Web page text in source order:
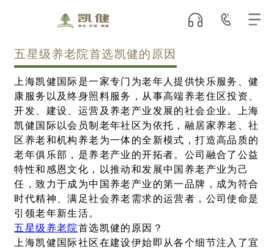
五星级养老院首选凯健的原因
上海凯健国际是一家专门为老年人提供快乐服务、健
康服务以及终身照料服务，从事高端养老住区投资、
开发、建设、运营及养老产业发展的社会企业。上海
凯健国际以会员制老年社区为依托，融居家养老、社
区养老和机构养老为一体的全新模式，打造高品质的
老年俱乐部，是养老产业的开拓者。公司融合了公益
特性和感恩文化，以推动和发展中国养老产业为己
任，致力于成为中国养老产业的第一品牌，成为符合
时代精神、满足社会养老需求的运营者，公司使命是
引领老年新生活。
五星级养老院首选凯健的原因？
上海凯健国际社区在建设伊始即从各个细节注入了宜